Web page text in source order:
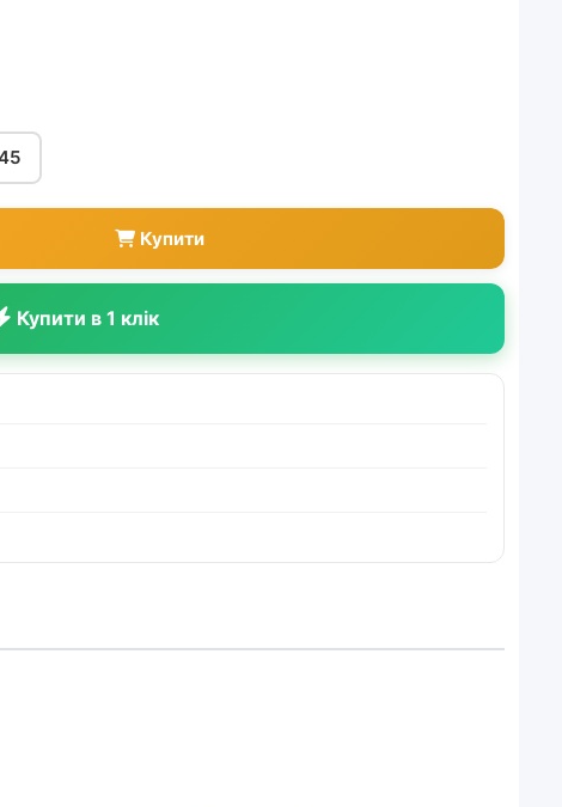
Купити
Купити в 1 клік